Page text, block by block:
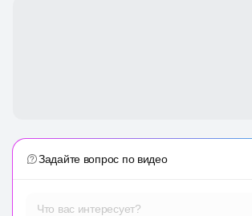
Задайте вопрос по видео
Что вас интересует?